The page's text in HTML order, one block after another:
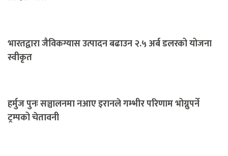
भारतद्वारा जैविकग्यास उत्पादन बढाउन २.५ अर्ब डलरको योजना
स्वीकृत
हर्मुज पुनः सञ्चालनमा नआए इरानले गम्भीर परिणाम भोग्नुपर्ने
ट्रम्पको चेतावनी